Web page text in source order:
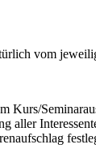
vom
Kurs/